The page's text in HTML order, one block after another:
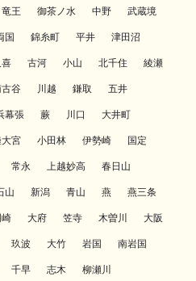
竜王 御茶ノ水 中野 武蔵境
国 錦糸町 平井 津田沼
喜 古河 小山 北千住 綾瀬
谷 川越 鎌取 五井
幕張 蕨 川口 大井町
宮 小田林 伊勢崎 国定
常永 上越妙高 春日山
山 新潟 青山 燕 燕三条
崎 大府 笠寺 木曽川 大阪
玖波 大竹 岩国 南岩国
千早 志木 柳瀬川